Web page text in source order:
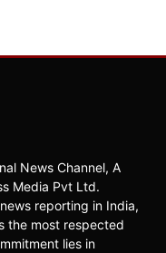
News Channel, A
Media Pvt Ltd.
reporting in India,
the most respected
lies in